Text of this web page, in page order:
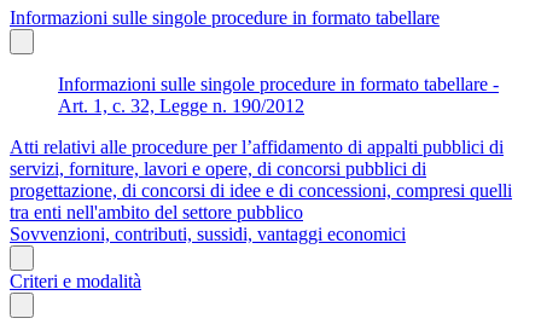
Informazioni sulle singole procedure in formato tabellare
Informazioni sulle singole procedure in formato tabellare -
Art. 1, c. 32, Legge n. 190/2012
Atti relativi alle procedure per l’affidamento di appalti pubblici di
servizi, forniture, lavori e opere, di concorsi pubblici di
progettazione, di concorsi di idee e di concessioni, compresi quelli
tra enti nell'ambito del settore pubblico
Sovvenzioni, contributi, sussidi, vantaggi economici
Criteri e modalità